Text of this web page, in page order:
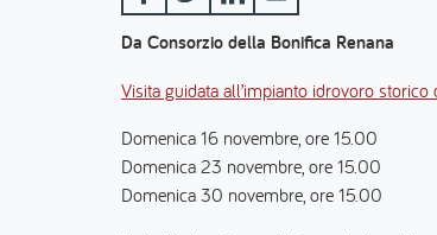
Da Consorzio della Bonifica Renana
Visita guidata all’impianto idrovoro
Domenica 16 novembre, ore 15.00
Domenica 23 novembre, ore 15.00
Domenica 30 novembre, ore 15.00